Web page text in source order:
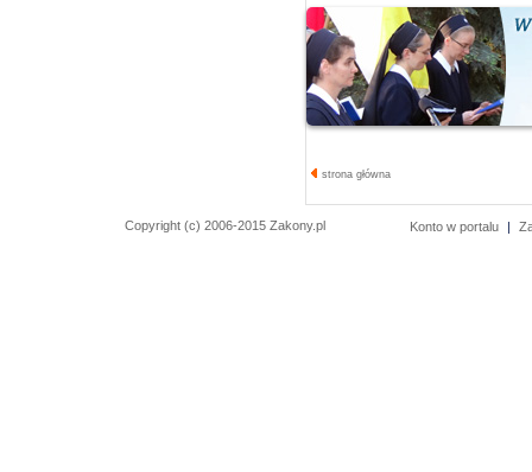
strona główna
Copyright (c) 2006-2015 Zakony.pl Konto w portalu |